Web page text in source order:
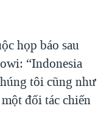
họp báo sau
“Indonesia
tôi cũng như
đối tác chiến